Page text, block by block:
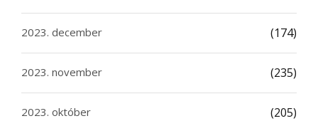
2023. december (174)
2023. november (235)
2023. október (205)